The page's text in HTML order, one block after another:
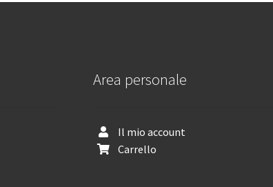
Area personale
Il mio account
Carrello